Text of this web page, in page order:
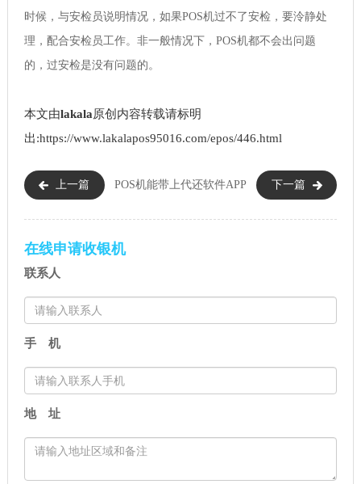
时候，与安检员说明情况，如果POS机过不了安检，要泠静处
理，配合安检员工作。非一般情况下，POS机都不会出问题
的，过安检是没有问题的。
本文由lakala原创内容转载请标明
出:https://www.lakalapos95016.com/epos/446.html
上一篇 POS机能带上 下一篇
代还软件APP
在线申请收银机
联系人
手 机
地 址